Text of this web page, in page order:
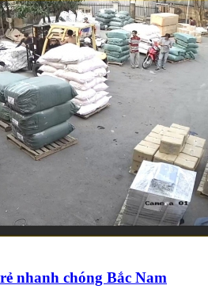
nhanh chóng Bắc Nam